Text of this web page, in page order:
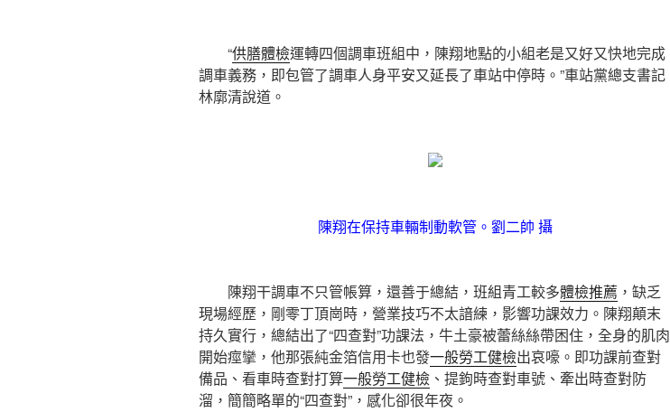
“供膳體檢運轉四個調車班組中，陳翔地點的小組老是又好又快地完成
調車義務，即包管了調車人身平安又延長了車站中停時。”車站黨總支書記
林廓清說道。
陳翔在保持車輛制動軟管。劉二帥 攝
陳翔干調車不只管帳算，還善于總結，班組青工較多體檢推薦 ，缺乏
現場經歷，剛零丁頂崗時，營業技巧不太諳練，影響功課效力。陳翔顛末
持久實行，總結出了“四查對”功課法，牛土豪被蕾絲絲帶困住，全身的肌肉
開始痙攣，他那張純金箔信用卡也發一般勞工健檢出哀嚎。即功課前查對
備品、看車時查對打算一般勞工健檢 、提鉤時查對車號、牽出時查對防
溜，簡簡略單的“四查對”，感化卻很年夜。